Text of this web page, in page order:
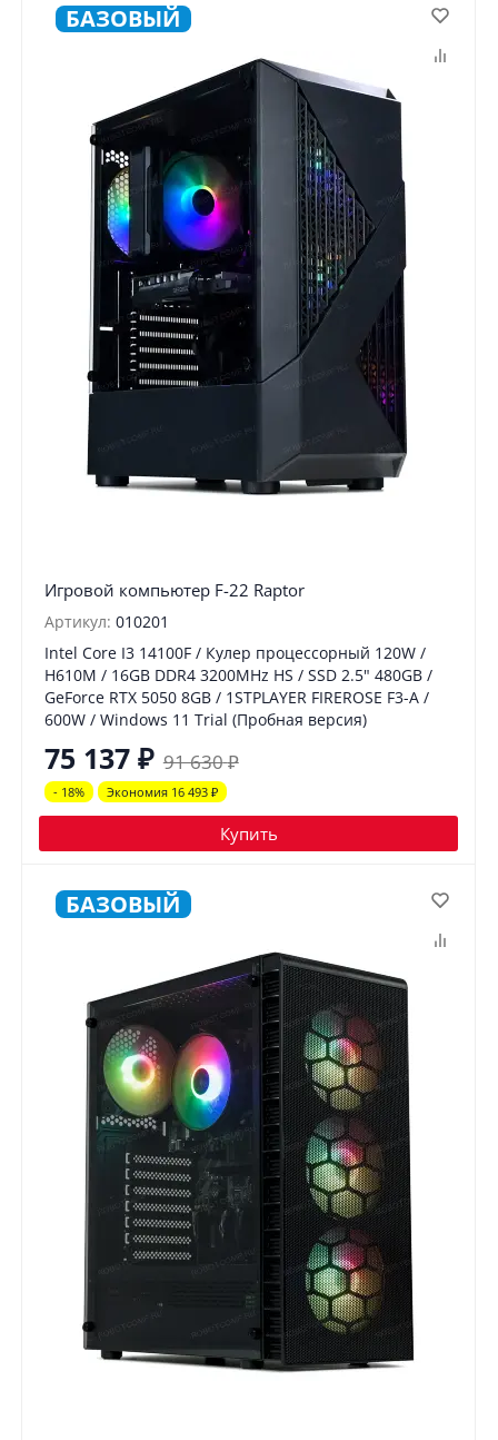
Игровой компьютер F-22 Raptor
Артикул: 010201
Intel Core I3 14100F / Кулер процессорный 120W /
H610M / 16GB DDR4 3200MHz HS / SSD 2.5" 480GB /
GeForce RTX 5050 8GB / 1STPLAYER FIREROSE F3-A /
600W / Windows 11 Trial (Пробная версия)
75 137 ₽ 91 630₽
- 18% Экономия 16 493 ₽
Купить
БАЗОВЫЙ
БАЗОВЫЙ